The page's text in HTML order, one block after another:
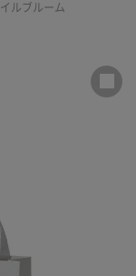
ルブルーム